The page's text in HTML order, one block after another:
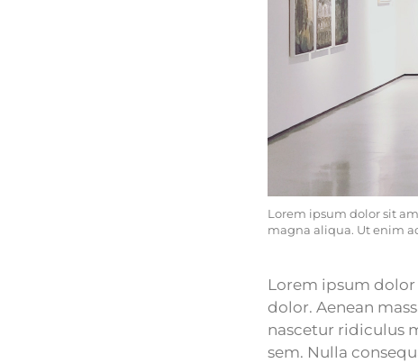
Lorem ipsum dolor sit
magna aliqua. Ut enim
Lorem ipsum
dolor. Aenean
nascetur ridiculus
sem. Nulla